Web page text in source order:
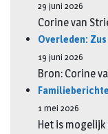
29 juni 2026
Corine van
Overleden:
19 juni 2026
Bron: Corine
1 mei 2026
Het is